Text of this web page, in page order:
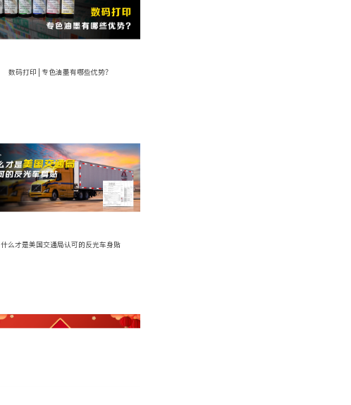
数码打印 | 专色油墨有哪些优势？
什么才是美国交通局认可的反光车身贴